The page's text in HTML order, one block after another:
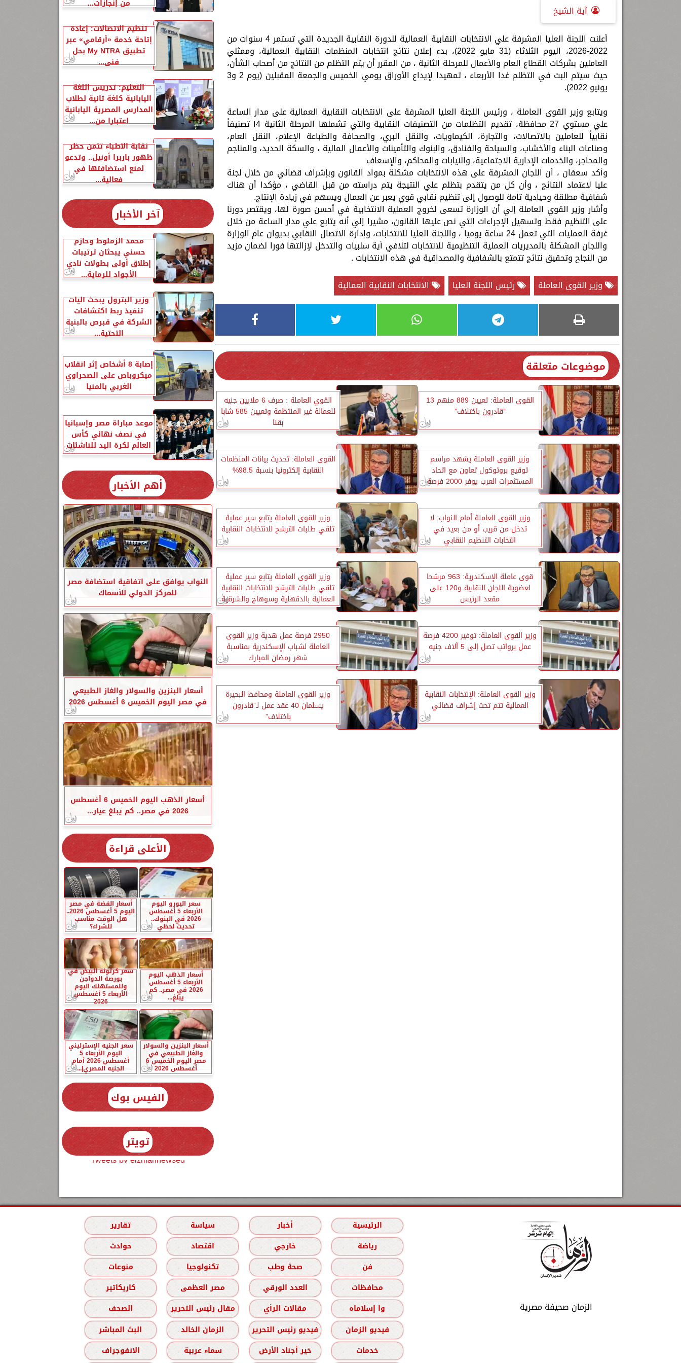
آية الشيخ
أعلنت اللجنة العليا المشرفة علي الانتخابات النقابية العمالية للدورة النقابية الجديدة التي تستمر 4 سنوات من
2022-2026، اليوم الثلاثاء (31 مايو 2022)، بدء إعلان نتائج انتخابات المنظمات النقابية العمالية، وممثلي
العاملين بشركات القطاع العام والأعمال للمرحلة الثانية ، من المقرر أن يتم التظلم من النتائج من أصحاب الشأن،
حيث سيتم البت في التظلم غدا الأربعاء ، تمهيدا لإيداع الأوراق يومي الخميس والجمعة المقبلين (يوم 2 و3
يونيو 2022).
ويتابع وزير القوى العاملة ، ورئيس اللجنة العليا المشرفة على الانتخابات النقابية العمالية على مدار الساعة
علي مستوي 27 محافظة، تقديم التظلمات من التصنيفات النقابية والتي تشملها المرحلة الثانية ١4 تصنيفاً
نقابياً للعاملين بالاتصالات، والتجارة، الكيماويات، والنقل البري، والصحافة والطباعة الإعلام، النقل العام،
وصناعات البناء والأخشاب، والسياحة والفنادق، والبنوك والتأمينات والأعمال المالية ، والسكة الحديد، والمناجم
والمحاجر، والخدمات الإدارية الاجتماعية، والنيابات والمحاكم، والإسعاف
وأكد سعفان ، أن اللجان المشرفة على هذه الانتخابات مشكلة بمواد القانون وبإشراف قضائي من خلال لجنة
عليا لاعتماد النتائج ، وأن كل من يتقدم بتظلم علي النتيجة يتم دراسته من قبل القاضي ، مؤكدا أن هناك
شفافية مطلقة وحيادية تامة للوصول إلى تنظيم نقابي قوي يعبر عن العمال ويسهم في زيادة الإنتاج.
وأشار وزير القوي العاملة إلي أن الوزارة تسعى لخروج العملية الانتخابية في أحسن صورة لها، ويقتصر دورنا
على التنظيم فقط وتسهيل الإجراءات التي نص عليها القانون، مشيرا إلي أنه يتابع علي مدار الساعة من خلال
غرفة العمليات التي تعمل 24 ساعة يوميا ، واللجنة العليا للانتخابات، وإدارة الاتصال النقابي بديوان عام الوزارة
واللجان المشكلة بالمديريات العملية التنظيمية للانتخابات لتلافي أية سلبيات والتدخل لإزالتها فورا لضمان مزيد
من النجاح وتحقيق نتائج تتمتع بالشفافية والمصداقية في هذه الانتخابات .
وزير القوى العاملة
رئيس اللجنة العليا الانتخابات النقابية العمالية
موضوعات متعلقة
القوى العاملة: تعيين 889 منهم 13
”قادرون باختلاف”
القوي العاملة : صرف 6 ملايين جنيه
للعمالة غير المنتظمة وتعيين 585 شابا
بقنا
وزير القوى العاملة يشهد مراسم
توقيع بروتوكول تعاون مع اتحاد
المستثمرات العرب يوفر 2000 فرصة
عمل
القوى العاملة: تحديث بيانات المنظمات
النقابية إلكترونيا بنسبة 98.5%
وزير القوى العاملة أمام النواب: لا
تدخل من قريب أو من بعيد في
انتخابات التنظيم النقابي
وزير القوى العاملة يتابع سير عملية
تلقي طلبات الترشح للانتخابات النقابية
قوى عاملة الإسكندرية: 963 مرشحا
لعضوية اللجان النقابية و120 على
مقعد الرئيس
وزير القوى العاملة يتابع سير عملية
تلقي طلبات الترشح للانتخابات النقابية
العمالية بالدقهلية وسوهاج والشرقية
وزير القوى العاملة: توفير 4200 فرصة
عمل برواتب تصل إلى 5 آلاف جنيه
2950 فرصة عمل هدية وزير القوى
العاملة لشباب الإسكندرية بمناسبة
شهر رمضان المبارك
وزير القوى العاملة: الإنتخابات النقابية
العمالية تتم تحت إشراف قضائي
وزير القوى العاملة ومحافظ البحيرة
يسلمان 40 عقد عمل لـ”قادرون
باختلاف”
من إنجازات...
تنظيم الاتصالات: إعادة
إتاحة خدمة «أرقامي» عبر
تطبيق My NTRA بحل
فني...
التعليم: تدريس اللغة
اليابانية كلغة ثانية لطلاب
المدارس المصرية اليابانية
اعتبارا من...
نقابة الأطباء تثمن حظر
ظهور باربرا أونيل.. وتدعو
لمنع استضافتها في
فعالية...
آخر الأخبار
محمد الزملوط وحازم
حسني يبحثان ترتيبات
إطلاق أولى بطولات نادي
الأجواد للرماية...
وزير البترول يبحث آليات
تنفيذ ربط اكتشافات
الشركة في قبرص بالبنية
التحتية...
إصابة 8 أشخاص إثر انقلاب
ميكروباص على الصحراوي
الغربي بالمنيا
موعد مباراة مصر وإسبانيا
في نصف نهائي كأس
العالم لكرة اليد للناشئات
أهم الأخبار
النواب يوافق على اتفاقية استضافة مصر
للمركز الدولي للأسماك
أسعار البنزين والسولار والغاز الطبيعي
في مصر اليوم الخميس 6 أغسطس 2026
أسعار الذهب اليوم الخميس 6 أغسطس
2026 في مصر.. كم يبلغ عيار...
الأعلى قراءة
سعر اليورو اليوم
الأربعاء 5 أغسطس
2026 في البنوك..
تحديث لحظي
أسعار الفضة في مصر
اليوم 5 أغسطس 2026..
هل الوقت مناسب
للشراء؟
أسعار الذهب اليوم
الأربعاء 5 أغسطس
2026 في مصر.. كم
يبلغ...
سعر كرتونة البيض في
بورصة الدواجن
وللمستهلك اليوم
الأربعاء 5 أغسطس
2026
أسعار البنزين والسولار
والغاز الطبيعي في
مصر اليوم الخميس 6
أغسطس 2026
سعر الجنيه الإسترليني
اليوم الأربعاء 5
أغسطس 2026 أمام
الجنيه المصري|...
الفيس بوك
تويتر
Tweets by elzmannewseg
الزمان صحيفة مصرية
الرئيسية أخبار سياسة
تقارير
رياضة
خارجي اقتصاد
حوادث
فن
صحة وطب تكنولوجيا
منوعات
محافظات
العدد الورقي مصر العظمى
كاريكاتير
وا إسلاماه
مقالات الرأي مقال رئيس التحرير
الصحف
فيديو الزمان
فيديو رئيس التحرير الزمان الخالد
البث المباشر
خدمات
خير أجناد الأرض سماء عربية الانفوجراف